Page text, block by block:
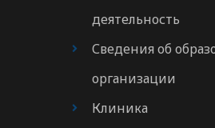
деятельность
Сведения об
организации
Клиника